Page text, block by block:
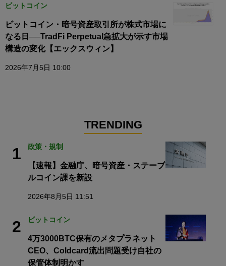
ビットコイン
ビットコイン・暗号資産取引所が株式市場に
なる日──TradFi Perpetual急拡大が示す市場
構造の変化【エックスウィン】
2026年7月5日 10:00
TRENDING
1 政策・規制
【速報】金融庁、暗号資産・ステーブ
ルコイン課を新設
2026年8月5日 11:51
2 ビットコイン
4万3000BTC保有のメタプラネット
CEO、Coldcard流出問題受け自社の
保管体制明かす